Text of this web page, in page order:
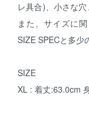
レ具合)、小さな
また、サイズに
SIZE SPECと多少
SIZE
XL : 着丈:63.0cm